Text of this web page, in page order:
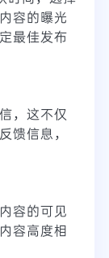
容的曝光
最佳发布
，这不仅
馈信息，
容的可见
容高度相